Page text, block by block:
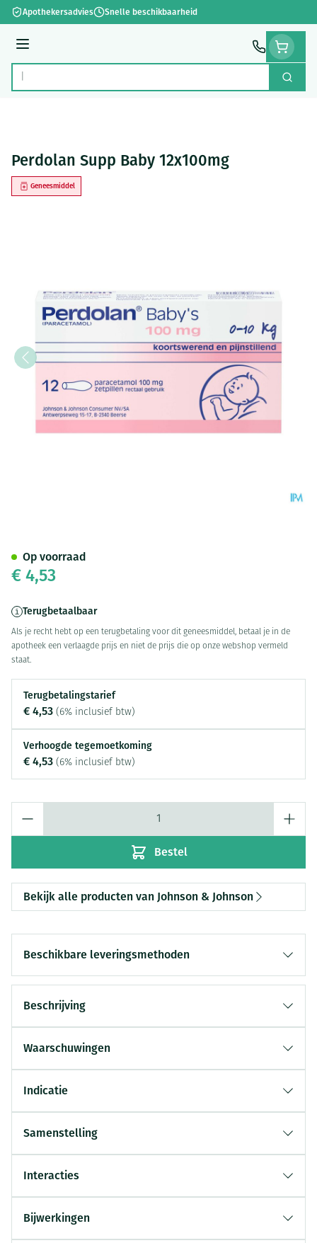
Ga naar de inhoud
Apothekersadvies Snelle beschikbaarheid
Menu
Product, merk, categorie... Zoek
Perdolan Supp Baby 12x100mg
Geneesmiddel
€ 4,53
Terugbetaalbaar
Als je recht hebt op een terugbetaling voor dit geneesmiddel, betaal je in de
apotheek een verlaagde prijs en niet de prijs die op onze webshop vermeld
staat.
Terugbetalingstarief
€ 4,53 (6% inclusief btw)
Verhoogde tegemoetkoming
€ 4,53 (6% inclusief btw)
Bestel
Op voorraad
Bekijk alle producten van Johnson & Johnson
Beschikbare leveringsmethoden
Beschrijving
Waarschuwingen
Indicatie
Samenstelling
Interacties
Bijwerkingen